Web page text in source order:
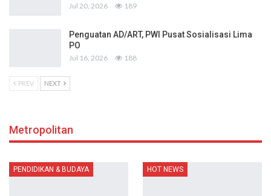
Jul 20, 2026 189
Penguatan AD/ART, PWI Pusat Sosialisasi Lima
PO
Jul 16, 2026 188
PREV NEXT
Metropolitan
PENDIDIKAN & BUDAYA HOT NEWS